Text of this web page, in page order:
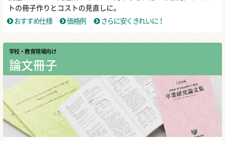
トの冊子作りとコストの見直しに。
おすすめ仕様
価格例 さらに安くきれいに！
学校・教育現場向け
論文冊子